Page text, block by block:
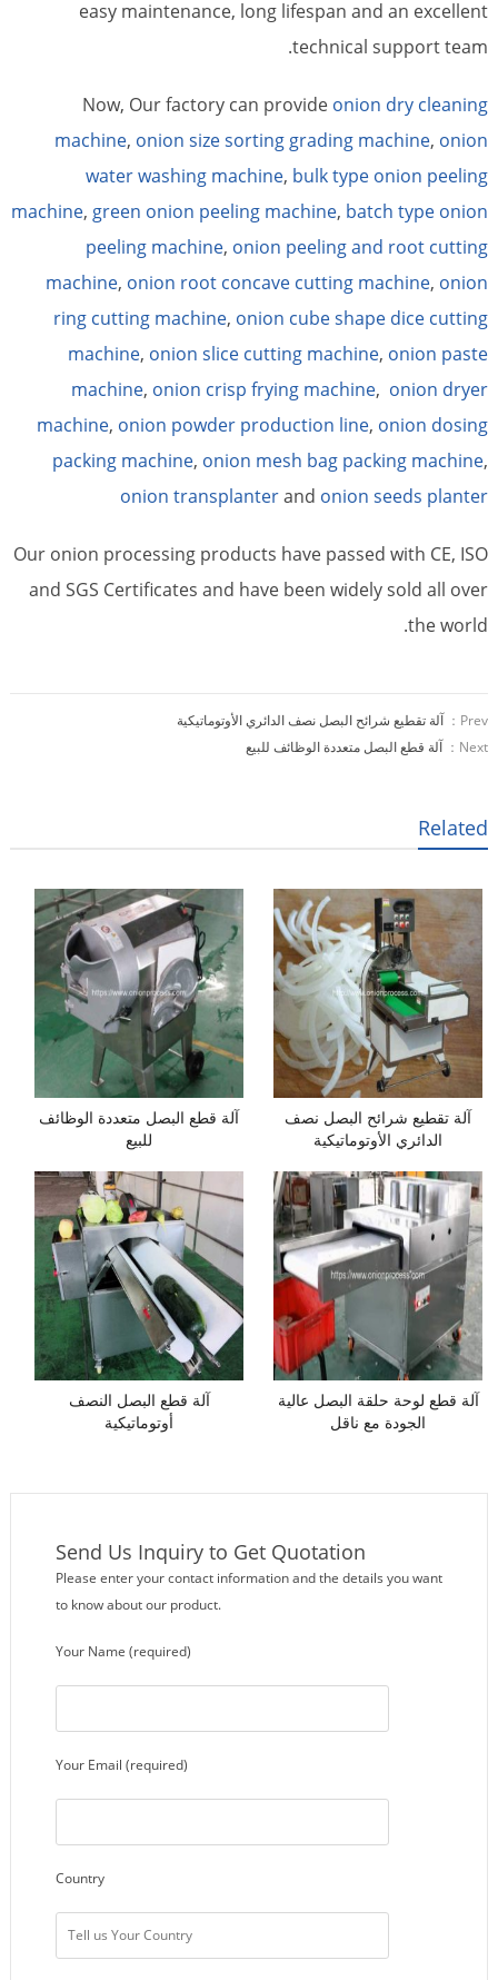
easy maintenance, long lifespan and an excellent
technical support team.
Now, Our factory can provide onion dry cleaning
machine, onion size sorting grading machine, onion
water washing machine, bulk type onion peeling
machine, green onion peeling machine, batch type onion
peeling machine, onion peeling and root cutting
machine, onion root concave cutting machine, onion
ring cutting machine, onion cube shape dice cutting
machine, onion slice cutting machine, onion paste
machine, onion crisp frying machine, onion dryer
machine, onion powder production line, onion dosing
packing machine, onion mesh bag packing machine,
onion transplanterand onion seeds planter
Our onion processing products have passed with CE, ISO
and SGS Certificates and have been widely sold all over
the world.
Prev：
آلة تقطيع شرائح البصل نصف الدائري الأوتوماتيكية
Next：
آلة قطع البصل متعددة الوظائف للبيع
Related
آلة قطع البصل متعددة الوظائف
للبيع
آلة تقطيع شرائح البصل نصف
الدائري الأوتوماتيكية
آلة قطع البصل النصف
أوتوماتيكية
آلة قطع لوحة حلقة البصل عالية
الجودة مع ناقل
Send Us Inquiry to Get Quotation
Please enter your contact information and the details you want
to know about our product.
Your Name (required)
Your Email (required)
Country